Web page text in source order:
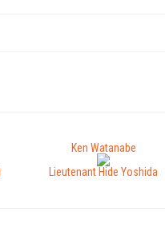
Ken Watanabe
Lieutenant Hide Yoshida